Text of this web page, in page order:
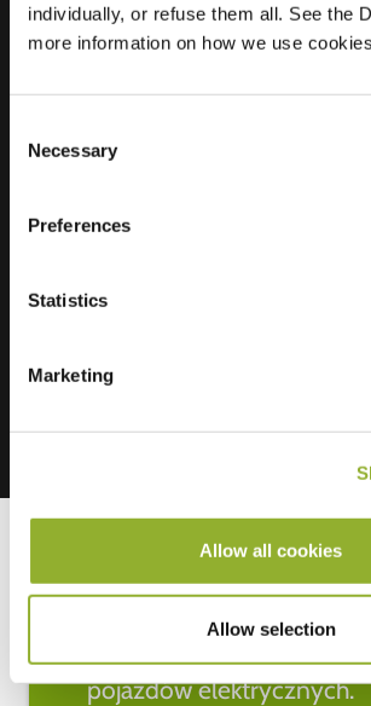
individually, or refuse them all. See the
more information on how we use
Selection
Necessary
Preferences
Statistics
Marketing
Allow all cookies
Allow selection
Regular Charging 0 of 4
Dodatkowe informacje
Bądź na bieżąco z
wiadomościami na temat
pojazdów elektrycznych.